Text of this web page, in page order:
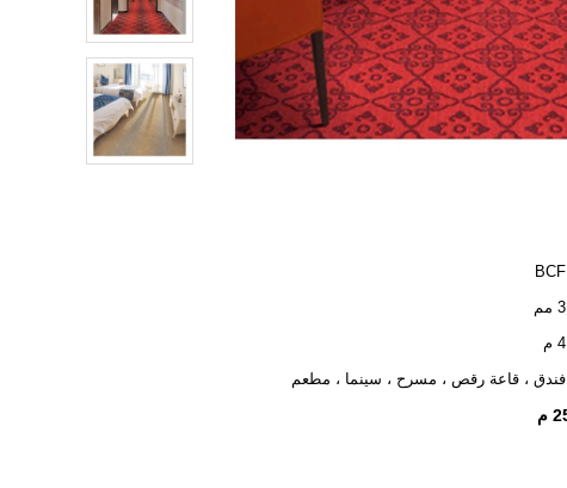
BCF
3 مم
4 م
فندق ، قاعة رقص ، مسرح ، سينما ، مطعم